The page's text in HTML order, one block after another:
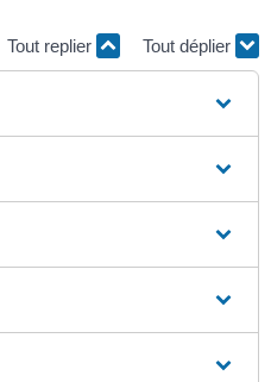
Tout replier Tout déplier